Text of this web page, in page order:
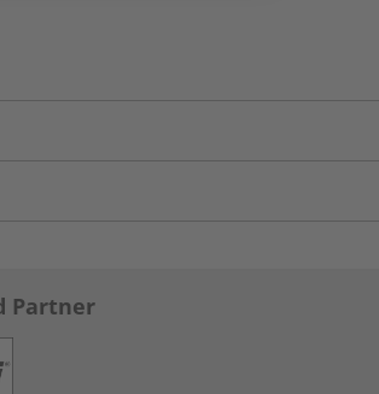
Partner